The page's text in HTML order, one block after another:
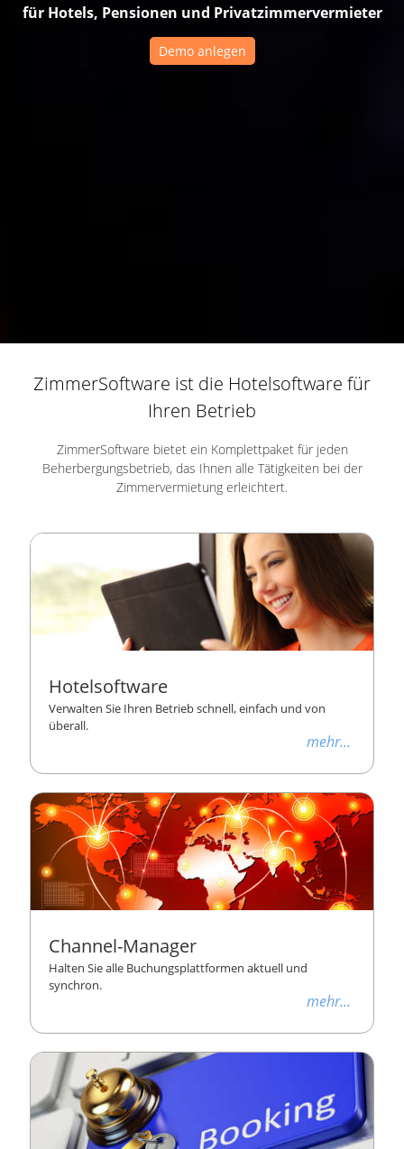
für Hotels, Pensionen und Privatzimmervermieter
Demo anlegen
ZimmerSoftware ist die Hotelsoftware für
Ihren Betrieb
ZimmerSoftware bietet ein Komplettpaket für jeden
Beherbergungsbetrieb, das Ihnen alle Tätigkeiten bei der
Zimmervermietung erleichtert.
Hotelsoftware
Verwalten Sie Ihren Betrieb schnell, einfach und von
überall.
mehr...
Channel-Manager
Halten Sie alle Buchungsplattformen aktuell und
synchron.
mehr...